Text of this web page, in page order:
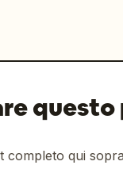
stringa
e sedie in
ciotola
completo qui